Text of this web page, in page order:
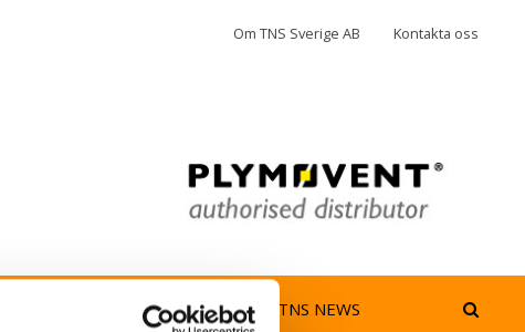
Om TNS Sverige AB Kontakta oss
AeroGuard TNS NEWS